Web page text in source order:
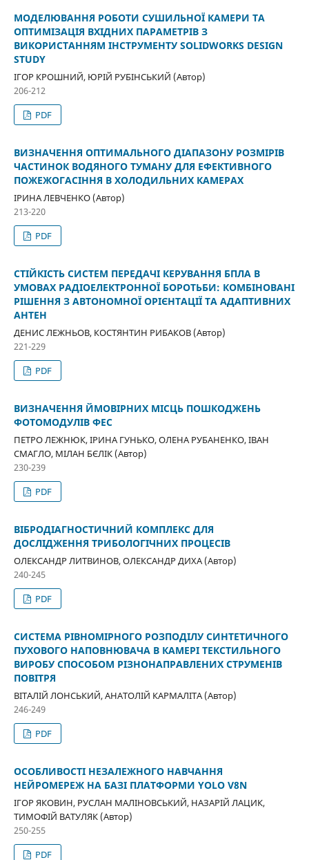
МОДЕЛЮВАННЯ РОБОТИ СУШИЛЬНОЇ КАМЕРИ ТА
ОПТИМІЗАЦІЯ ВХІДНИХ ПАРАМЕТРІВ З
ВИКОРИСТАННЯМ ІНСТРУМЕНТУ SOLIDWORKS DESIGN
STUDY
ІГОР КРОШНИЙ, ЮРІЙ РУБІНСЬКИЙ (Автор)
206-212
PDF
ВИЗНАЧЕННЯ ОПТИМАЛЬНОГО ДІАПАЗОНУ РОЗМІРІВ
ЧАСТИНОК ВОДЯНОГО ТУМАНУ ДЛЯ ЕФЕКТИВНОГО
ПОЖЕЖОГАСІННЯ В ХОЛОДИЛЬНИХ КАМЕРАХ
ІРИНА ЛЕВЧЕНКО (Автор)
213-220
PDF
СТІЙКІСТЬ СИСТЕМ ПЕРЕДАЧІ КЕРУВАННЯ БПЛА В
УМОВАХ РАДІОЕЛЕКТРОННОЇ БОРОТЬБИ: КОМБІНОВАНІ
РІШЕННЯ З АВТОНОМНОЇ ОРІЄНТАЦІЇ ТА АДАПТИВНИХ
АНТЕН
ДЕНИС ЛЕЖНЬОВ, КОСТЯНТИН РИБАКОВ (Автор)
221-229
PDF
ВИЗНАЧЕННЯ ЙМОВІРНИХ МІСЦЬ ПОШКОДЖЕНЬ
ФОТОМОДУЛІВ ФЕС
ПЕТРО ЛЕЖНЮК, ІРИНА ГУНЬКО, ОЛЕНА РУБАНЕНКО, ІВАН
СМАГЛО, МІЛАН БЄЛІК (Автор)
230-239
PDF
ВІБРОДІАГНОСТИЧНИЙ КОМПЛЕКС ДЛЯ
ДОСЛІДЖЕННЯ ТРИБОЛОГІЧНИХ ПРОЦЕСІВ
ОЛЕКСАНДР ЛИТВИНОВ, ОЛЕКСАНДР ДИХА (Автор)
240-245
PDF
СИСТЕМА РІВНОМІРНОГО РОЗПОДІЛУ СИНТЕТИЧНОГО
ПУХОВОГО НАПОВНЮВАЧА В КАМЕРІ ТЕКСТИЛЬНОГО
ВИРОБУ СПОСОБОМ РІЗНОНАПРАВЛЕНИХ СТРУМЕНІВ
ПОВІТРЯ
ВІТАЛІЙ ЛОНСЬКИЙ, АНАТОЛІЙ КАРМАЛІТА (Автор)
246-249
PDF
ОСОБЛИВОСТІ НЕЗАЛЕЖНОГО НАВЧАННЯ
НЕЙРОМЕРЕЖ НА БАЗІ ПЛАТФОРМИ YOLO V8N
ІГОР ЯКОВИН, РУСЛАН МАЛІНОВСЬКИЙ, НАЗАРІЙ ЛАЦИК,
ТИМОФІЙ ВАТУЛЯК (Автор)
250-255
PDF